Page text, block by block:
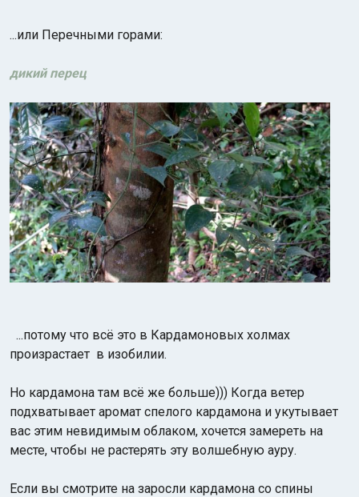
...или Перечными горами:
дикий перец
...потому что всё это в Кардамоновых холмах
произрастает в изобилии.
Но кардамона там всё же больше))) Когда ветер
подхватывает аромат спелого кардамона и укутывает
вас этим невидимым облаком, хочется замереть на
месте, чтобы не растерять эту волшебную ауру.
Если вы смотрите на заросли кардамона со спины